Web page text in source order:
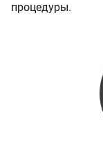
процедуры.